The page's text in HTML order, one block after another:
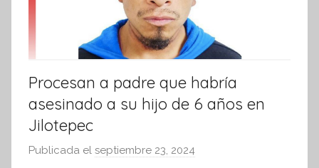
Procesan a padre que habría
asesinado a su hijo de 6 años en
Jilotepec
Publicada el septiembre 23, 2024